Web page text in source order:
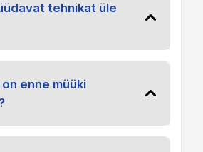
tehnikat üle
enne müüki